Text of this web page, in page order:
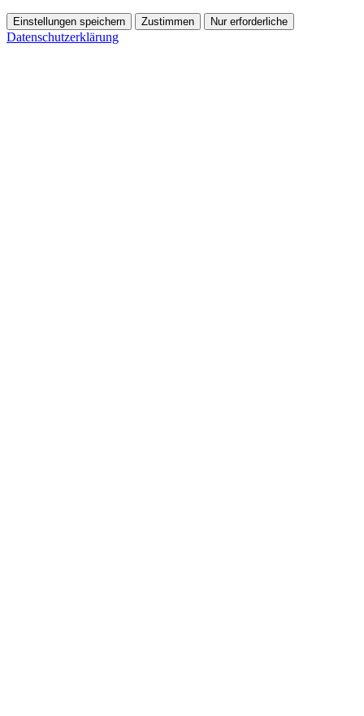
Einstellungen speichern Zustimmen Nur erforderliche
Datenschutzerklärung